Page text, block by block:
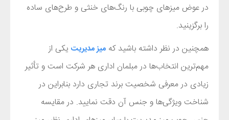
در عوض میزهای چوبی با رنگ‌های خنثی و طرح‌های ساده
را برگزینید.
همچنین در نظر داشته باشید که میز مدیریت یکی از
مهم‌ترین انتخاب‌ها در مبلمان اداری هر شرکت است و تأثیر
زیادی در معرفی شخصیت برند تجاری دارد بنابراین در
شناخت ویژگی‌ها و جنس آن دقت نمایید. در مقایسه